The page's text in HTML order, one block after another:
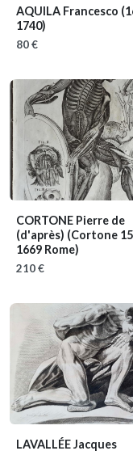
AQUILA Francesco
1740)
80 €
CORTONE Pierre de
(d'après) (Cortone
1669 Rome)
210 €
LAVALLÉE Jacques